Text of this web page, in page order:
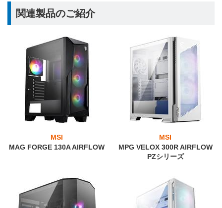
関連製品のご紹介
MSI
MAG FORGE 130A AIRFLOW
MSI
MPG VELOX 300R AIRFLOW
PZシリーズ